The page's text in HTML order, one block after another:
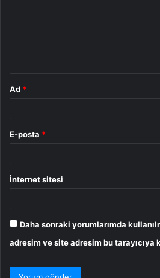
Ad *
E-posta *
İnternet sitesi
Daha sonraki yorumlarımda
adresim ve site adresim bu tarayıcıya